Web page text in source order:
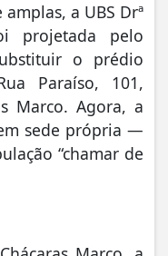
a UBS Drª
projetada pelo
o prédio
Paraíso, 101,
Marco. Agora, a
sede própria —
“chamar de